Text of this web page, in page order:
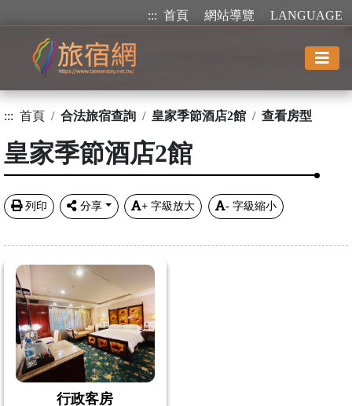
::: 首頁 網站導覽 LANGUAGE
::: 首頁 合法旅宿查詢 皇家季節酒店2館 查看房型
皇家季節酒店2館
列印 分享 + 字級放大 - 字級縮小
行政客房